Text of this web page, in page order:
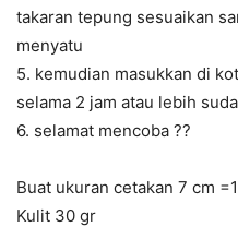
takaran tepung sesuaikan
menyatu
5. kemudian masukkan di
selama 2 jam atau lebih
6. selamat mencoba ??
Buat ukuran cetakan 7 cm
Kulit 30 gr